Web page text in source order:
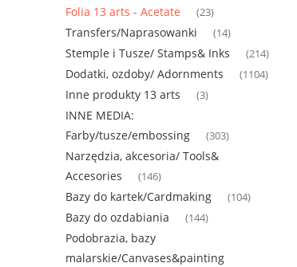
Folia 13 arts - Acetate (23)
Transfers/Naprasowanki (14)
Stemple i Tusze/ Stamps& Inks (214)
Dodatki, ozdoby/ Adornments (1104)
Inne produkty 13 arts (3)
INNE MEDIA:
Farby/tusze/embossing
(303)
Narzędzia, akcesoria/ Tools&
Accesories
(146)
Bazy do kartek/Cardmaking (104)
Bazy do ozdabiania (144)
Podobrazia, bazy
malarskie/Canvases&painting